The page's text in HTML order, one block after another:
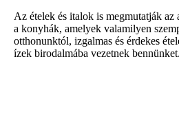
Az ételek és italok is megmutatják
a konyhák, amelyek valamilyen
otthonunktól, izgalmas és érdekes
ízek birodalmába vezetnek bennünket.